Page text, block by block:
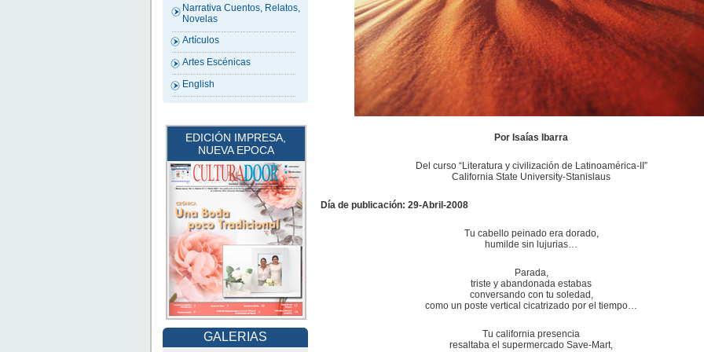
Narrativa Cuentos, Relatos,
Novelas
Artículos
Artes Escénicas
English
EDICIÓN IMPRESA,
NUEVA EPOCA
GALERIAS
Por Isaías Ibarra
Del curso “Literatura y civilización de Latinoamérica-II”
California State University-Stanislaus
Día de publicación: 29-Abril-2008
Tu cabello peinado era dorado,
humilde sin lujurias…
Parada,
triste y abandonada estabas
conversando con tu soledad,
como un poste vertical cicatrizado por el tiempo…
Tu california presencia
resaltaba el supermercado Save-Mart,